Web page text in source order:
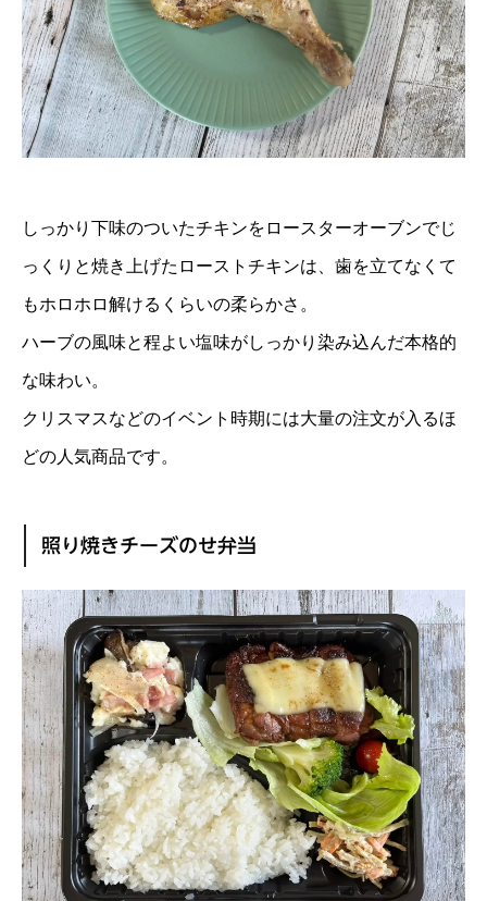
しっかり下味のついたチキンをロースターオーブンでじ
っくりと焼き上げたローストチキンは、歯を立てなくて
もホロホロ解けるくらいの柔らかさ。
ハーブの風味と程よい塩味がしっかり染み込んだ本格的
な味わい。
クリスマスなどのイベント時期には大量の注文が入るほ
どの人気商品です。
照り焼きチーズのせ弁当